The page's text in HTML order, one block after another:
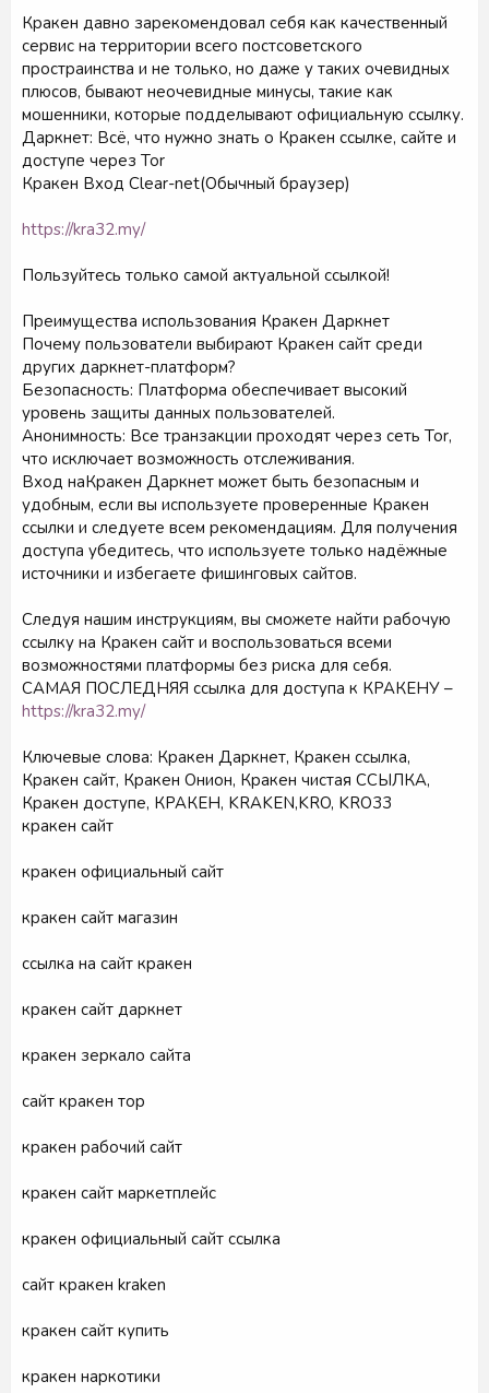
Кракен давно зарекомендовал себя как качественный
сервис на территории всего постсоветского
простраинства и не только, но даже у таких очевидных
плюсов, бывают неочевидные минусы, такие как
мошенники, которые подделывают официальную ссылку.
Даркнет: Всё, что нужно знать о Кракен ссылке, сайте и
доступе через Tor
Кракен Вход Clear-net(Обычный браузер)
https://kra32.my/
Пользуйтесь только самой актуальной ссылкой!
Преимущества использования Кракен Даркнет
Почему пользователи выбирают Кракен сайт среди
других даркнет-платформ?
Безопасность: Платформа обеспечивает высокий
уровень защиты данных пользователей.
Анонимность: Все транзакции проходят через сеть Tor,
что исключает возможность отслеживания.
Вход наКракен Даркнет может быть безопасным и
удобным, если вы используете проверенные Кракен
ссылки и следуете всем рекомендациям. Для получения
доступа убедитесь, что используете только надёжные
источники и избегаете фишинговых сайтов.
Следуя нашим инструкциям, вы сможете найти рабочую
ссылку на Кракен сайт и воспользоваться всеми
возможностями платформы без риска для себя.
САМАЯ ПОСЛЕДНЯЯ ссылка для доступа к КРАКЕНУ –
https://kra32.my/
Ключевые слова: Кракен Даркнет, Кракен ссылка,
Кракен сайт, Кракен Онион, Кракен чистая ССЫЛКА,
Кракен доступе, КРАКЕН, KRAKEN,KRO, KRO33
кракен сайт
кракен официальный сайт
кракен сайт магазин
ссылка на сайт кракен
кракен сайт даркнет
кракен зеркало сайта
сайт кракен тор
кракен рабочий сайт
кракен сайт маркетплейс
кракен официальный сайт ссылка
сайт кракен kraken
кракен сайт купить
кракен наркотики